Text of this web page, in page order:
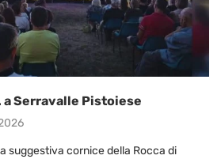
a Serravalle Pistoiese
suggestiva cornice della Rocca di